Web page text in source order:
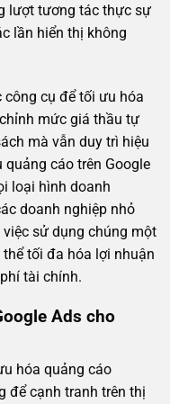
lượt tương tác thực sự
lần hiển thị không
công cụ để tối ưu hóa
mức giá thầu tự
mà vẫn duy trì hiệu
cáo trên Google
loại hình doanh
doanh nghiệp nhỏ
sử dụng chúng một
tối đa hóa lợi nhuận
tài chính.
Ads cho
hóa quảng cáo
để cạnh tranh trên thị